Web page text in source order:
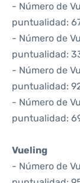
- Número de
puntualidad:
- Número de
puntualidad:
- Número de
puntualidad:
- Número de
puntualidad:
Vueling
- Número de